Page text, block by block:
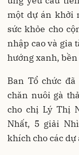
một dự án khởi
sức khỏe cho
nhập cao và gia
hướng xanh,
Ban Tổ chức
chăn nuôi gà
cho chị Lý Thị
Nhất, 5 giải
khích cho các dự